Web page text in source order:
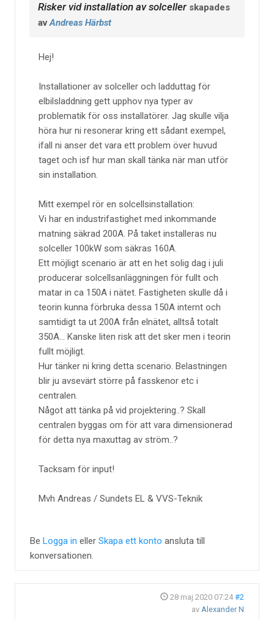
Risker vid installation av solcellerskapades
avAndreas Härbst
Hej!
Installationer av solceller och ladduttag för
elbilsladdning gett upphov nya typer av
problematik för oss installatörer. Jag skulle vilja
höra hur ni resonerar kring ett sådant exempel,
ifall ni anser det vara ett problem över huvud
taget och isf hur man skall tänka när man utför
sin installation.
Mitt exempel rör en solcellsinstallation:
Vi har en industrifastighet med inkommande
matning säkrad 200A. På taket installeras nu
solceller 100kW som säkras 160A.
Ett möjligt scenario är att en het solig dag i juli
producerar solcellsanläggningen för fullt och
matar in ca 150A i nätet. Fastigheten skulle då i
teorin kunna förbruka dessa 150A internt och
samtidigt ta ut 200A från elnätet, alltså totalt
350A... Kanske liten risk att det sker men i teorin
fullt möjligt.
Hur tänker ni kring detta scenario. Belastningen
blir ju avsevärt större på fasskenor etc i
centralen.
Något att tänka på vid projektering..? Skall
centralen byggas om för att vara dimensionerad
för detta nya maxuttag av ström..?
Tacksam för input!
Mvh Andreas / Sundets EL & VVS-Teknik
Be Logga in eller Skapa ett konto ansluta till
konversationen.
28 maj 2020 07:24 #2
av Alexander N